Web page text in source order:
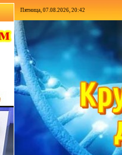
Пятница, 07.08.2026, 20:42